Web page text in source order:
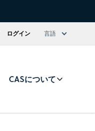
ログイン 言語
CASについて